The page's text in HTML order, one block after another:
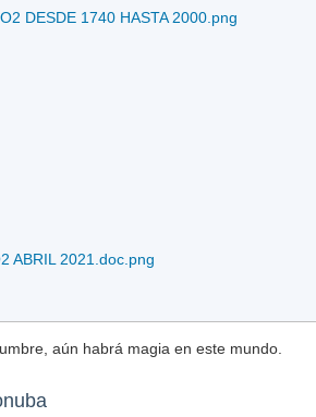
DESDE 1740 HASTA 2000.png
ABRIL 2021.doc.png
aún habrá magia en este mundo.